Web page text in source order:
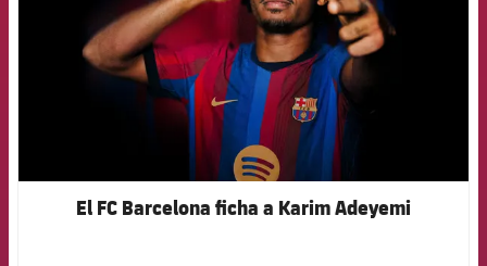
El FC Barcelona ficha a Karim Adeyemi